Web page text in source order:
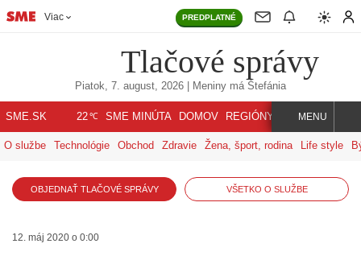
Viac PREDPLATNÉ
Tlačové správy
Piatok, 7. august, 2026 | Meniny má Štefánia
SME.SK 22℃ SME MINÚTA DOMOV REGIÓNY INDEX SVET
MENU
O službe Technológie Obchod Zdravie Žena, šport, rodina Life style
OBJEDNAŤ TLAČOVÉ SPRÁVY VŠETKO O SLUŽBE
12. máj 2020 o 0:00